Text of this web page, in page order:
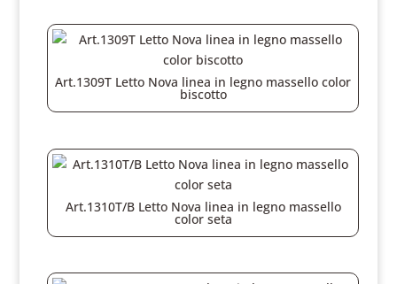
Art.1309T Letto Nova linea in legno massello color
biscotto
Art.1310T/B Letto Nova linea in legno massello
color seta